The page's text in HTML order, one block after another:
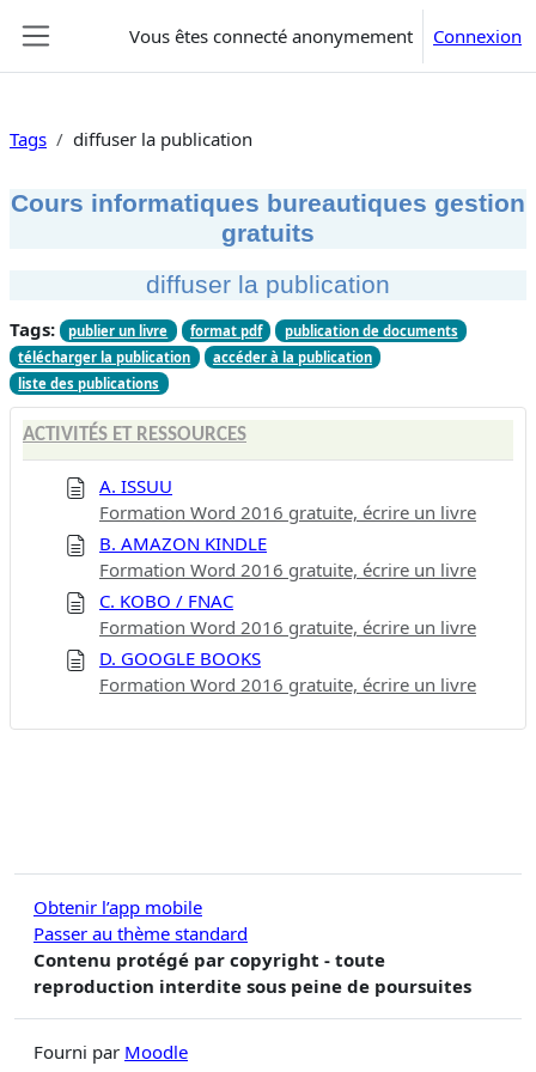
Vous êtes connecté anonymement Connexion
Tags diffuser la publication
Cours informatiques bureautiques gestion
gratuits
diffuser la publication
Tags: publier un livre format pdf
publication de documents
télécharger la publication
accéder à la publication
liste des publications
ACTIVITÉS ET RESSOURCES
A. ISSUU
Formation Word 2016 gratuite, écrire un livre
B. AMAZON KINDLE
Formation Word 2016 gratuite, écrire un livre
C. KOBO / FNAC
Formation Word 2016 gratuite, écrire un livre
D. GOOGLE BOOKS
Formation Word 2016 gratuite, écrire un livre
Obtenir l’app mobile
Passer au thème standard
Contenu protégé par copyright - toute
reproduction interdite sous peine de poursuites
Fourni par Moodle